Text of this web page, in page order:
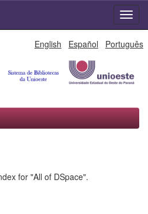
English Español Português
for "All of DSpace".